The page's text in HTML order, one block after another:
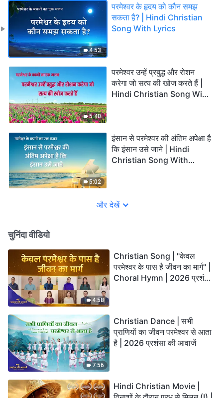
4:53
परमेश्वर के हृदय को कौन समझ
सकता है? | Hindi Christian
Song With Lyrics
5:40
परमेश्वर उन्हें प्रबुद्ध और रोशन
करेगा जो सत्य की खोज करते हैं |
Hindi Christian Song With
5:02
इंसान से परमेश्वर की अंतिम अपेक्षा है
कि इंसान उसे जाने | Hindi
Christian Song With
और देखें
चुनिंदा वीडियो
4:58
Christian Song | "केवल
परमेश्वर के पास है जीवन का मार्ग" |
Choral Hymn | 2026 प्रशंसा
7:56
Christian Dance | सभी
प्राणियों का जीवन परमेश्वर से आता
है | 2026 प्रशंसा की आवाजें
Hindi Christian Movie |